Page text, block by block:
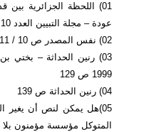
01) اللحظة الجزائرية
عودة – مجلة التبيين العدد 10 ص 10/ 1995 الجزائر
02) نفس المصدر ص 10 / 11
03) رنين الحداثة – بختي
1999 ص 129
04) رنين الحداثة ص 139
05)هل يمكن لنص أن يغير
المتوكل مؤسسة مؤمنون